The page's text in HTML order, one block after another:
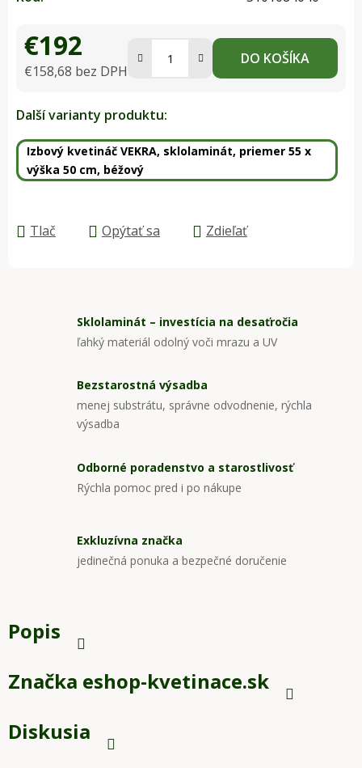
€192
€158,68 bez DPH
DO KOŠÍKA
Další varianty produktu:
Izbový kvetináč VEKRA, sklolaminát, priemer 55 x
výška 50 cm, béžový
Tlač Opýtať sa Zdieľať
Sklolaminát – investícia na desaťročia
ľahký materiál odolný voči mrazu a UV
Bezstarostná výsadba
menej substrátu, správne odvodnenie, rýchla
výsadba
Odborné poradenstvo a starostlivosť
Rýchla pomoc pred i po nákupe
Exkluzívna značka
jedinečná ponuka a bezpečné doručenie
Popis
Značka eshop-kvetinace.sk
Diskusia